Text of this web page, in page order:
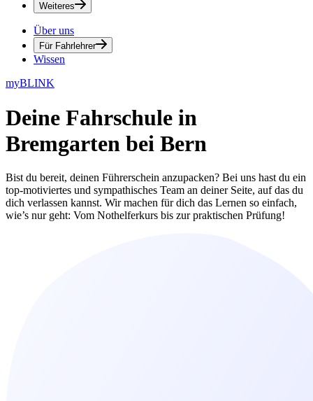
Weiteres
Über uns
Für Fahrlehrer
Wissen
myBLINK
Deine Fahrschule in
Bremgarten bei Bern
Bist du bereit, deinen Führerschein anzupacken? Bei uns hast du ein
top-motiviertes und sympathisches Team an deiner Seite, auf das du
dich verlassen kannst. Wir machen für dich das Lernen so einfach,
wie’s nur geht: Vom Nothelferkurs bis zur praktischen Prüfung!